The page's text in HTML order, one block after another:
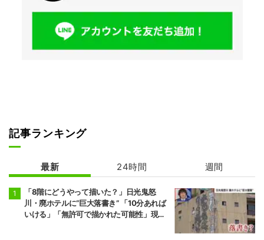
記事ランキング
最新 24時間 週間
「8階にどうやって描いた？」日光鬼怒
川・廃ホテルに“巨大落書き” 「10分あれば
いける」「無許可で描かれた可能性」現役